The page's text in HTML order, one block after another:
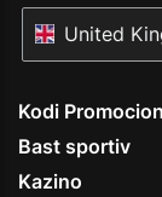
Kodi
Bast sportiv
Kazino
United